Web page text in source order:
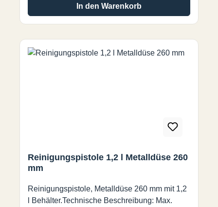
In den Warenkorb
Reinigungspistole 1,2 l Metalldüse 260
mm
Reinigungspistole, Metalldüse 260 mm mit 1,2
l Behälter.Technische Beschreibung: Max.